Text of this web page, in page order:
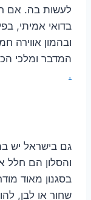
לעשות בה. אם
בדואי אמיתי,
ובהמון אווירה
המדבר ומלכי
.
גם בישראל יש
והסלון הם חלל
בסגנון מאוד
שחור או לבן,